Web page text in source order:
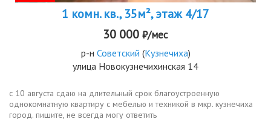
1 комн. кв., 35м², этаж 4/17
30 000 ₽/мес
р-н Советский (Кузнечиха)
улица Новокузнечихинская 14
с 10 августа сдаю на длительный срок благоустроенную
однокомнатную квартиру с мебелью и техникой в мкр. кузнечиха
город. пишите, не всегда могу ответить